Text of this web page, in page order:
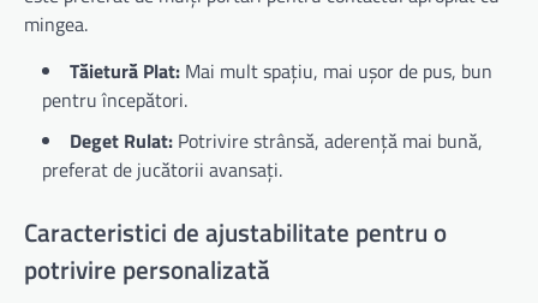
mingea.
Tăietură Plat: Mai mult spațiu, mai ușor de pus, bun
pentru începători.
Deget Rulat: Potrivire strânsă, aderență mai bună,
preferat de jucătorii avansați.
Caracteristici de ajustabilitate pentru o
potrivire personalizată